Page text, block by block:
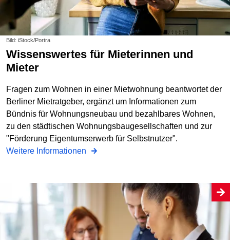
Bild: iStock/Portra
Wissenswertes für Mieterinnen und
Mieter
Fragen zum Wohnen in einer Mietwohnung beantwortet der
Berliner Mietratgeber, ergänzt um Informationen zum
Bündnis für Wohnungsneubau und bezahlbares Wohnen,
zu den städtischen Wohnungs­baugesellschaften und zur
"Förderung Eigentumserwerb für Selbstnutzer".
Weitere Informationen